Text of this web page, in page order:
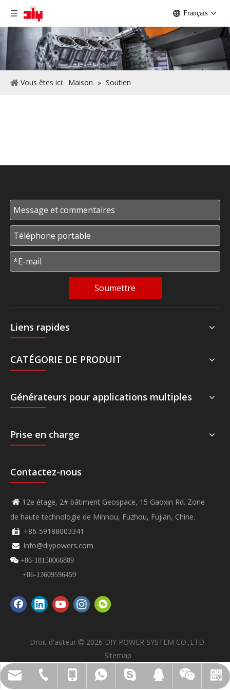
Français
Vous êtes ici: Maison » Soutien
Soumettre
Liens rapides
CATÉGORIE DE PRODUIT
Générateurs pour applications multiples
Prise en charge
Contactez-nous
 12e étage, 2# bâtiment Geospace, 15 Gaoxin Rd. Zone
de haute technologie de Minhou, Fuzhou, Fujian, Chine.
 +86-59188003341
 info@diypowers.com
 +86-18150066889
+86-13609596459
Droit d'auteur  2026 DIY POWER SYSTEM CO.,LTD.
Sitemap
info@diypowers.com
+86-591-8800-3341
+86-18150066889
+8618150066889
+8613609596459
45528299
SYSTÈME DIYPOWER
VIDÉO DIYPOWER NO.